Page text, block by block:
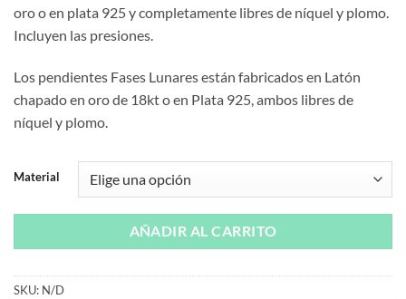
oro o en plata 925 y completamente libres de níquel y plomo.
Incluyen las presiones.
Los pendientes Fases Lunares están fabricados en Latón
chapado en oro de 18kt o en Plata 925, ambos libres de
níquel y plomo.
Material
AÑADIR AL CARRITO
SKU: N/D